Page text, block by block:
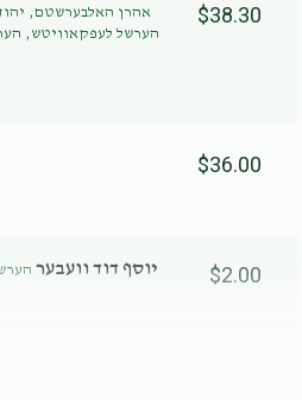
אהרן האלבערשטם,
הערשל לעפקאוויטש,
$38.30
$36.00
יוסף דוד וועבער $2.00
ווארף נישט אוועק די מורא'דיגע
הבא....הכנסת כלה! מצוה הבא לידך